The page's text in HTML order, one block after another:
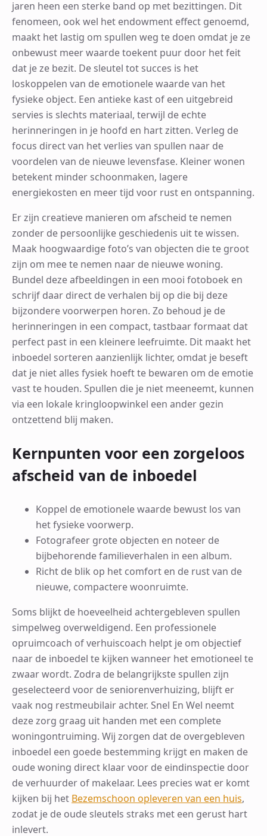
jaren heen een sterke band op met bezittingen. Dit
fenomeen, ook wel het endowment effect genoemd,
maakt het lastig om spullen weg te doen omdat je ze
onbewust meer waarde toekent puur door het feit
dat je ze bezit. De sleutel tot succes is het
loskoppelen van de emotionele waarde van het
fysieke object. Een antieke kast of een uitgebreid
servies is slechts materiaal, terwijl de echte
herinneringen in je hoofd en hart zitten. Verleg de
focus direct van het verlies van spullen naar de
voordelen van de nieuwe levensfase. Kleiner wonen
betekent minder schoonmaken, lagere
energiekosten en meer tijd voor rust en ontspanning.
Er zijn creatieve manieren om afscheid te nemen
zonder de persoonlijke geschiedenis uit te wissen.
Maak hoogwaardige foto’s van objecten die te groot
zijn om mee te nemen naar de nieuwe woning.
Bundel deze afbeeldingen in een mooi fotoboek en
schrijf daar direct de verhalen bij op die bij deze
bijzondere voorwerpen horen. Zo behoud je de
herinneringen in een compact, tastbaar formaat dat
perfect past in een kleinere leefruimte. Dit maakt het
inboedel sorteren aanzienlijk lichter, omdat je beseft
dat je niet alles fysiek hoeft te bewaren om de emotie
vast te houden. Spullen die je niet meeneemt, kunnen
via een lokale kringloopwinkel een ander gezin
ontzettend blij maken.
Kernpunten voor een zorgeloos
afscheid van de inboedel
Koppel de emotionele waarde bewust los van
het fysieke voorwerp.
Fotografeer grote objecten en noteer de
bijbehorende familieverhalen in een album.
Richt de blik op het comfort en de rust van de
nieuwe, compactere woonruimte.
Soms blijkt de hoeveelheid achtergebleven spullen
simpelweg overweldigend. Een professionele
opruimcoach of verhuiscoach helpt je om objectief
naar de inboedel te kijken wanneer het emotioneel te
zwaar wordt. Zodra de belangrijkste spullen zijn
geselecteerd voor de seniorenverhuizing, blijft er
vaak nog restmeubilair achter. Snel En Wel neemt
deze zorg graag uit handen met een complete
woningontruiming. Wij zorgen dat de overgebleven
inboedel een goede bestemming krijgt en maken de
oude woning direct klaar voor de eindinspectie door
de verhuurder of makelaar. Lees precies wat er komt
kijken bij het Bezemschoon opleveren van een huis,
zodat je de oude sleutels straks met een gerust hart
inlevert.